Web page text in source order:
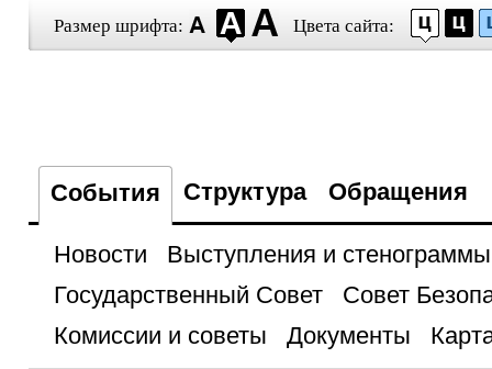
Размер шрифта: Цвета сайта:
События Структура Обращения
Новости
Выступления и стенограммы
Государственный Совет
Совет
Комиссии и советы
Документы